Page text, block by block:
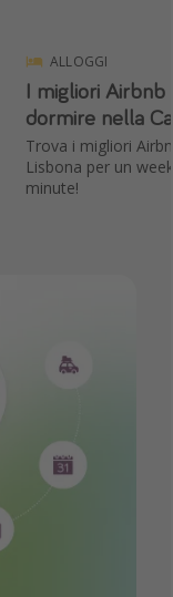
ALLOGGI
I migliori Airbnb
dormire nella
Trova i migliori
Lisbona per un
minute!